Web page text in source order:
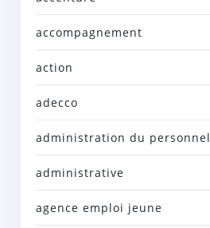
accompagnement
action
adecco
administration du personnel
administrative
agence emploi jeune